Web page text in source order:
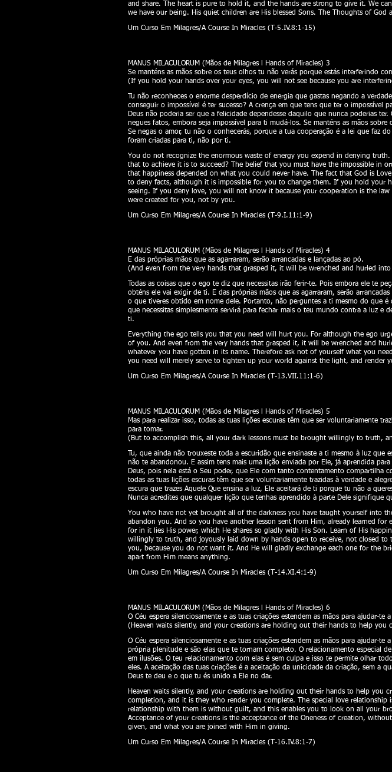
and share. The heart is pure to hold it, and the hands are strong to give it. We
we have our being. His quiet children are His blessed Sons. The Thoughts of God
Um Curso Em Milagres/A Course In Miracles (T-5.IV.8:1-15)
MANUS MILACULORUM (Mãos de Milagres l Hands of Miracles) 3
Se manténs as mãos sobre os teus olhos tu não verás porque estás interferindo
(If you hold your hands over your eyes, you will not see because you are
Tu não reconheces o enorme desperdício de energia que gastas negando a
conseguir o impossível é ter sucesso? A crença em que tens que ter o impossível
Deus não poderia ser que a felicidade dependesse daquilo que nunca poderias
negues fatos, embora seja impossível para ti mudá-los. Se manténs as mãos
Se negas o amor, tu não o conhecerás, porque a tua cooperação é a lei que faz
foram criadas para ti, não por ti.
You do not recognize the enormous waste of energy you expend in denying
that to achieve it is to succeed? The belief that you must have the impossible in
that happiness depended on what you could never have. The fact that God is
to deny facts, although it is impossible for you to change them. If you hold your
seeing. If you deny love, you will not know it because your cooperation is the
were created for you, not by you.
Um Curso Em Milagres/A Course In Miracles (T-9.I.11:1-9)
MANUS MILACULORUM (Mãos de Milagres l Hands of Miracles) 4
E das próprias mãos que as agarraram, serão arrancadas e lançadas ao pó.
(And even from the very hands that grasped it, it will be wrenched and hurled
Todas as coisas que o ego te diz que necessitas irão ferir-te. Pois embora ele te
obténs ele vai exigir de ti. E das próprias mãos que as agarraram, serão
o que tiveres obtido em nome dele. Portanto, não perguntes a ti mesmo do que
que necessitas simplesmente servirá para fechar mais o teu mundo contra a luz e
ti.
Everything the ego tells you that you need will hurt you. For although the ego
of you. And even from the very hands that grasped it, it will be wrenched and
whatever you have gotten in its name. Therefore ask not of yourself what you
you need will merely serve to tighten up your world against the light, and
Um Curso Em Milagres/A Course In Miracles (T-13.VII.11:1-6)
MANUS MILACULORUM (Mãos de Milagres l Hands of Miracles) 5
Mas para realizar isso, todas as tuas lições escuras têm que ser voluntariamente
para tomar.
(But to accomplish this, all your dark lessons must be brought willingly to truth,
Tu, que ainda não trouxeste toda a escuridão que ensinaste a ti mesmo à luz
não te abandonou. E assim tens mais uma lição enviada por Ele, já aprendida
Deus, pois nela está o Seu poder, que Ele com tanto contentamento compartilha
todas as tuas lições escuras têm que ser voluntariamente trazidas à verdade e
escura que trazes Aquele Que ensina a luz, Ele aceitará de ti porque tu não a
Nunca acredites que qualquer lição que tenhas aprendido à parte Dele signifique
You who have not yet brought all of the darkness you have taught yourself into
abandon you. And so you have another lesson sent from Him, already learned
for in it lies His power, which He shares so gladly with His Son. Learn of His
willingly to truth, and joyously laid down by hands open to receive, not closed
you, because you do not want it. And He will gladly exchange each one for the
apart from Him means anything.
Um Curso Em Milagres/A Course In Miracles (T-14.XI.4:1-9)
MANUS MILACULORUM (Mãos de Milagres l Hands of Miracles) 6
O Céu espera silenciosamente e as tuas criações estendem as mãos para ajudar-te
(Heaven waits silently, and your creations are holding out their hands to help you
O Céu espera silenciosamente e as tuas criações estendem as mãos para ajudar-
própria plenitude e são elas que te tornam completo. O relacionamento especial
em ilusões. O teu relacionamento com elas é sem culpa e isso te permite olhar
eles. A aceitação das tuas criações é a aceitação da unicidade da criação, sem a
Deus te deu e o que tu és unido a Ele no dar.
Heaven waits silently, and your creations are holding out their hands to help you
completion, and it is they who render you complete. The special love
relationship with them is without guilt, and this enables you to look on all your
Acceptance of your creations is the acceptance of the Oneness of creation,
given, and what you are joined with Him in giving.
Um Curso Em Milagres/A Course In Miracles (T-16.IV.8:1-7)